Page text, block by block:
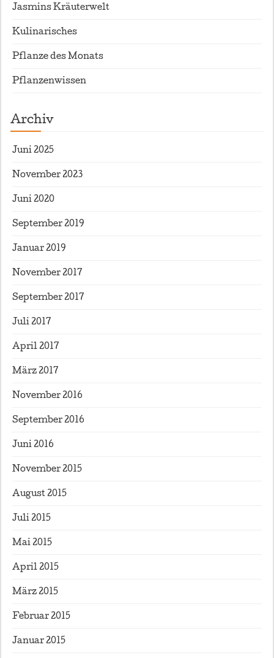
Jasmins Kräuterwelt
Kulinarisches
Pflanze des Monats
Pflanzenwissen
Archiv
Juni 2025
November 2023
Juni 2020
September 2019
Januar 2019
November 2017
September 2017
Juli 2017
April 2017
März 2017
November 2016
September 2016
Juni 2016
November 2015
August 2015
Juli 2015
Mai 2015
April 2015
März 2015
Februar 2015
Januar 2015